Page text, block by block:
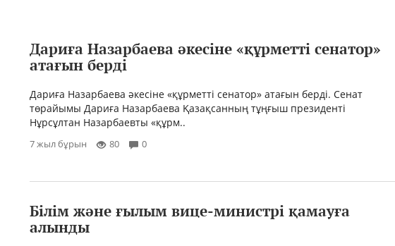
Дариға Назарбаева әкесіне «құрметті сенатор»
атағын берді
Дариға Назарбаева әкесіне «құрметті сенатор» атағын берді. Сенат
төрайымы Дариға Назарбаева Қазақсанның тұңғыш президенті
Нұрсұлтан Назарбаевты «құрм..
7 жыл бұрын 80 0
Білім және ғылым вице-министрі қамауға
алынды